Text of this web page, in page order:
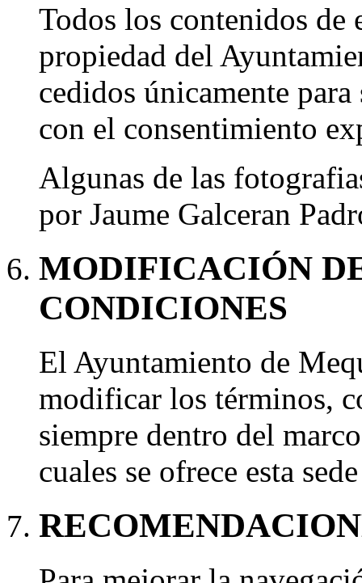
Todos los contenidos de
propiedad del
cedidos únicamente
con el consentimiento
Algunas de las
por Jaume Galceran
MODIFICACIÓN
CONDICIONES
El Ayuntamiento de
modificar los términos,
siempre dentro del
cuales se ofrece esta